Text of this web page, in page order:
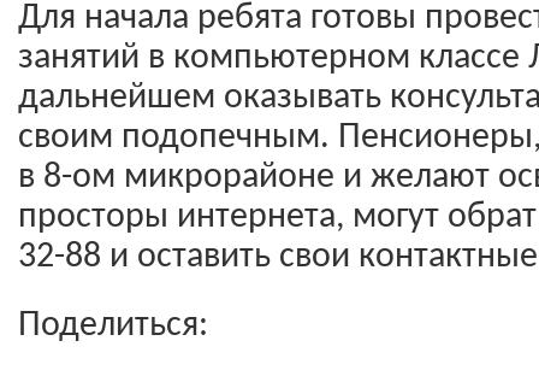
Для начала ребята готовы
занятий в компьютерном классе
дальнейшем оказывать
своим подопечным.
в 8-ом микрорайоне и желают
просторы интернета, могут
32-88 и оставить свои
Поделиться: